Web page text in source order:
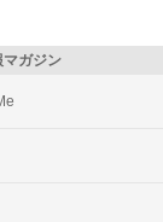
ガジン